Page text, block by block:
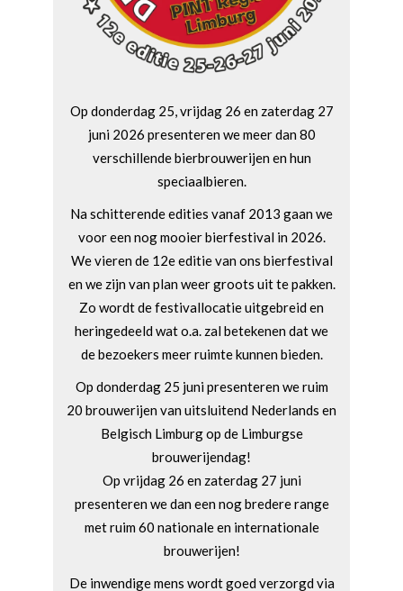
Op donderdag 25, vrijdag 26 en zaterdag 27
juni 2026 presenteren we meer dan 80
verschillende bierbrouwerijen en hun
speciaalbieren.
Na schitterende edities vanaf 2013 gaan we
voor een nog mooier bierfestival in 2026.
We vieren de 12e editie van ons bierfestival
en we zijn van plan weer groots uit te pakken.
Zo wordt de festivallocatie uitgebreid en
heringedeeld wat o.a. zal betekenen dat we
de bezoekers meer ruimte kunnen bieden.
Op donderdag 25 juni presenteren we ruim
20 brouwerijen van uitsluitend Nederlands en
Belgisch Limburg op de Limburgse
brouwerijendag!
Op vrijdag 26 en zaterdag 27 juni
presenteren we dan een nog bredere range
met ruim 60 nationale en internationale
brouwerijen!
De inwendige mens wordt goed verzorgd via